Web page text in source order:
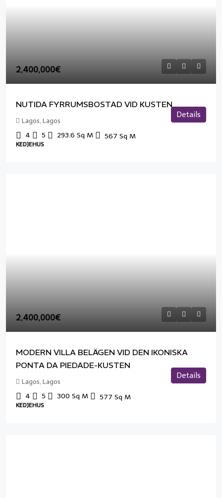
2,400,000€
NUTIDA FYRRUMSBOSTAD VID KUSTEN
Lagos, Lagos
4 5 293.6 Sq M 567 Sq M
KEDJEHUS
Details
2,400,000€
MODERN VILLA BELÄGEN VID DEN IKONISKA
PONTA DA PIEDADE-KUSTEN
Lagos, Lagos
4 5 300 Sq M 577 Sq M
KEDJEHUS
Details